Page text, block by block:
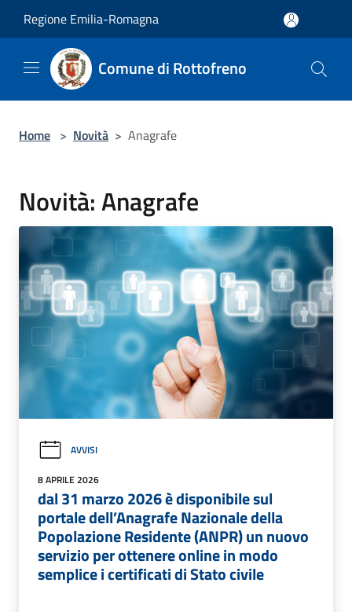
Regione Emilia-Romagna
Comune di Rottofreno
Home > Novità > Anagrafe
Novità: Anagrafe
AVVISI
8 APRILE 2026
dal 31 marzo 2026 è disponibile sul
portale dell’Anagrafe Nazionale della
Popolazione Residente (ANPR) un nuovo
servizio per ottenere online in modo
semplice i certificati di Stato civile